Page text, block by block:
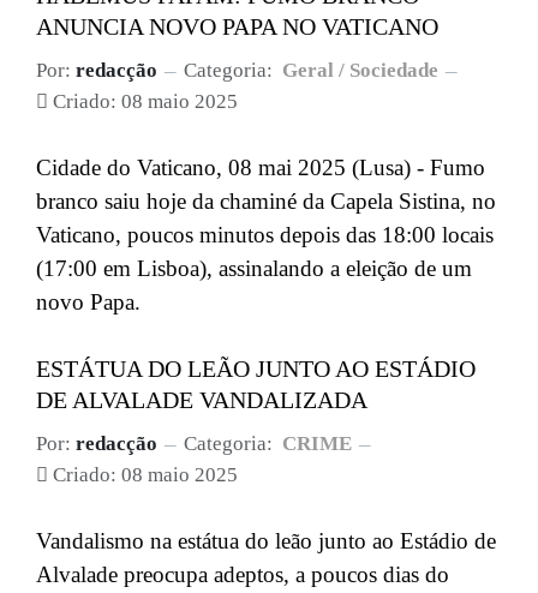
ANUNCIA NOVO PAPA NO VATICANO
Por: redacção Categoria: Geral / Sociedade
Criado: 08 maio 2025
Cidade do Vaticano, 08 mai 2025 (Lusa) - Fumo
branco saiu hoje da chaminé da Capela Sistina, no
Vaticano, poucos minutos depois das 18:00 locais
(17:00 em Lisboa), assinalando a eleição de um
novo Papa.
ESTÁTUA DO LEÃO JUNTO AO ESTÁDIO
DE ALVALADE VANDALIZADA
Por: redacção Categoria: CRIME
Criado: 08 maio 2025
Vandalismo na estátua do leão junto ao Estádio de
Alvalade preocupa adeptos, a poucos dias do